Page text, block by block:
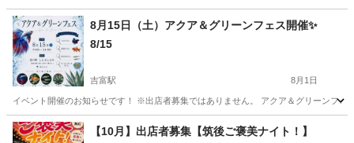
福岡 北九州市 北方駅 地域/お祭り ブース
8月15日（土）アクア＆グリーンフェス開催✨️
8/15
吉富駅 8月1日
イベント開催のお知らせです！ ※出店者募集ではありません。 アクア＆グリーンフ
福岡 築上郡 吉富駅 地域/お祭り フェス
【10月】出店者募集【筑後ご褒美ナイト！】